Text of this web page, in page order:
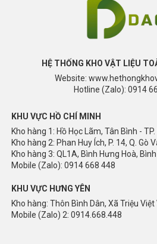
HỆ THỐNG KHO VẬT LIỆU
Website:
Hotline (Zalo): 0914
KHU VỰC HỒ CHÍ MINH
Kho hàng 1: Hồ Học Lãm, Tân Bình -
Kho hàng 2: Phan Huy Ích, P. 14, Q. Gò
Kho hàng 3: QL1A, Bình Hưng Hoà,
Mobile (Zalo): 0914 668 448
KHU VỰC HƯNG YÊN
Kho hàng: Thôn Bình Dân, Xã Triệu
Mobile (Zalo) 2: 0914.668.448